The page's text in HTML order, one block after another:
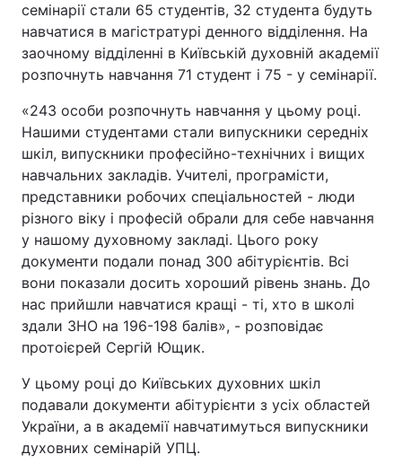
семінарії стали 65 студентів, 32 студента будуть
навчатися в магістратурі денного відділення. На
заочному відділенні в Київській духовній академії
розпочнуть навчання 71 студент і 75 - у семінарії.
«243 особи розпочнуть навчання у цьому році.
Нашими студентами стали випускники середніх
шкіл, випускники професійно-технічних і вищих
навчальних закладів. Учителі, програмісти,
представники робочих спеціальностей - люди
різного віку і професій обрали для себе навчання
у нашому духовному закладі. Цього року
документи подали понад 300 абітурієнтів. Всі
вони показали досить хороший рівень знань. До
нас прийшли навчатися кращі - ті, хто в школі
здали ЗНО на 196-198 балів», - розповідає
протоієрей Сергій Ющик.
У цьому році до Київських духовних шкіл
подавали документи абітурієнти з усіх областей
України, а в академії навчатимуться випускники
духовних семінарій УПЦ.